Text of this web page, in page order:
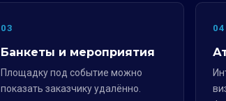
03
Банкеты и мероприятия
Площадку под событие можно
показать заказчику удалённо.
04